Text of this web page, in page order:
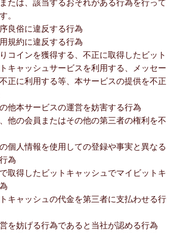
たは、該当するおそれがある行為を行って
。
良俗に違反する行為
規約に違反する行為
コインを獲得する、不正に取得したビット
キャッシュサービスを利用する、メッセー
正に利用する等、本サービスの提供を不正
他本サービスの運営を妨害する行為
他の会員またはその他の第三者の権利を不
個人情報を使用しての登録や事実と異なる
為
取得したビットキャッシュでマイビットキ
キャッシュの代金を第三者に支払わせる行
を妨げる行為であると当社が認める行為